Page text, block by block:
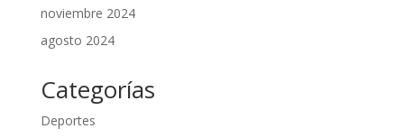
noviembre 2024
agosto 2024
Categorías
Deportes